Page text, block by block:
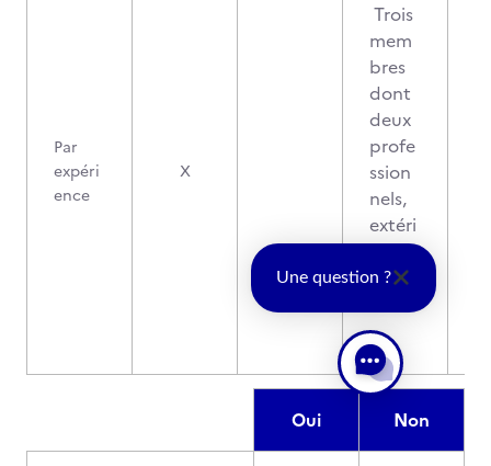
Par
expéri
ence
X
Trois
mem
bres
dont
deux
profe
ssion
nels,
extéri
eurs à
l'orga
nisme
Oui Non
Une question ?